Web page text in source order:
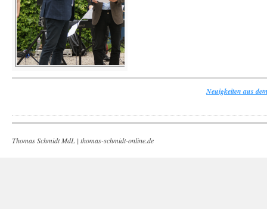
Neuigkeiten aus
Thomas Schmidt MdL | thomas-schmidt-online.de